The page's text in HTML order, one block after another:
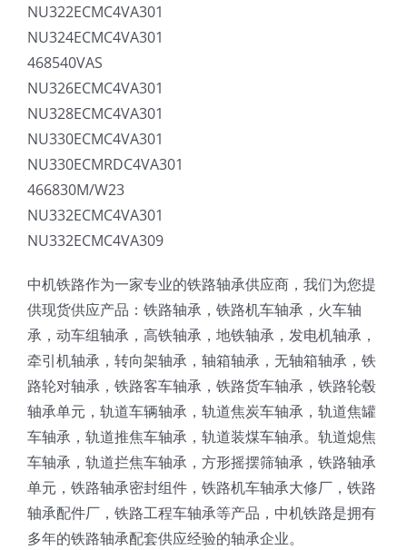
NU322ECMC4VA301
NU324ECMC4VA301
468540VAS
NU326ECMC4VA301
NU328ECMC4VA301
NU330ECMC4VA301
NU330ECMRDC4VA301
466830M/W23
NU332ECMC4VA301
NU332ECMC4VA309
中机铁路作为一家专业的铁路轴承供应商，我们为您提
供现货供应产品：铁路轴承，铁路机车轴承，火车轴
承，动车组轴承，高铁轴承，地铁轴承，发电机轴承，
牵引机轴承，转向架轴承，轴箱轴承，无轴箱轴承，铁
路轮对轴承，铁路客车轴承，铁路货车轴承，铁路轮毂
轴承单元，轨道车辆轴承，轨道焦炭车轴承，轨道焦罐
车轴承，轨道推焦车轴承，轨道装煤车轴承。轨道熄焦
车轴承，轨道拦焦车轴承，方形摇摆筛轴承，铁路轴承
单元，铁路轴承密封组件，铁路机车轴承大修厂，铁路
轴承配件厂，铁路工程车轴承等产品，中机铁路是拥有
多年的铁路轴承配套供应经验的轴承企业。